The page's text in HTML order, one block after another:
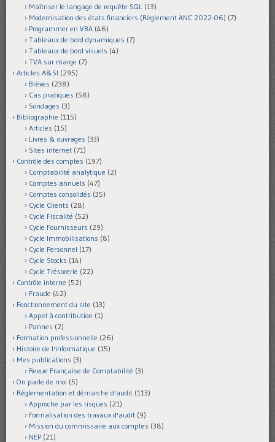
Maîtriser le langage de requête SQL (13)
Modernisation des états financiers (Règlement ANC 2022-06) (7)
Programmer en VBA (46)
Tableaux de bord dynamiques (7)
Tableaux de bord visuels (4)
TVA sur marge (7)
Articles A&SI (295)
Brèves (238)
Cas pratiques (58)
Sondages (3)
Bibliographie (115)
Articles (15)
Livres & ouvrages (33)
Sites internet (71)
Contrôle des comptes (197)
Comptabilité analytique (2)
Comptes annuels (47)
Comptes consolidés (35)
Cycle Clients (28)
Cycle Fiscalité (52)
Cycle Fournisseurs (29)
Cycle Immobilisations (8)
Cycle Personnel (17)
Cycle Stocks (14)
Cycle Trésorerie (22)
Contrôle interne (52)
Fraude (42)
Fonctionnement du site (13)
Appel à contribution (1)
Pannes (2)
Formation professionnelle (26)
Histoire de l'informatique (15)
Mes publications (3)
Revue Française de Comptabilité (3)
On parle de moi (5)
Réglementation et démarche d'audit (113)
Approche par les risques (21)
Formalisation des travaux d'audit (9)
Mission du commissaire aux comptes (38)
NEP (21)